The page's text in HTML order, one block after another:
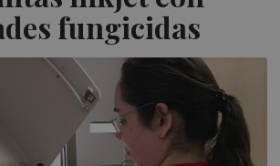
fungicidas